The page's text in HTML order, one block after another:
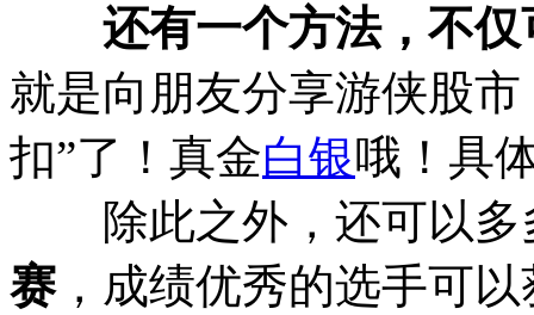
还有一个方法，不
就是向朋友分享游侠股
扣”了！真金白银哦！具
除此之外，还可以多
赛，成绩优秀的选手可